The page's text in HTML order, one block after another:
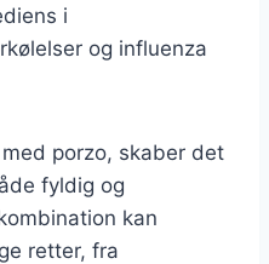
i
og influenza
porzo, skaber det
fyldig og
kan
retter, fra